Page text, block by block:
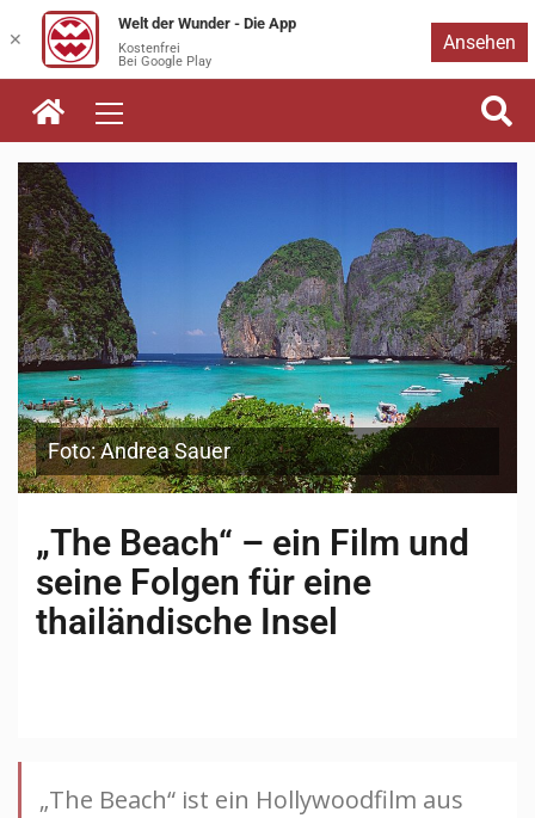
Zum
Inhalt
springen
Foto: Andrea Sauer
„The Beach“ – ein Film und
seine Folgen für eine
thailändische Insel
„The Beach“ ist ein Hollywoodfilm aus
✕
Welt der Wunder - Die App
Kostenfrei
Bei Google Play
Ansehen